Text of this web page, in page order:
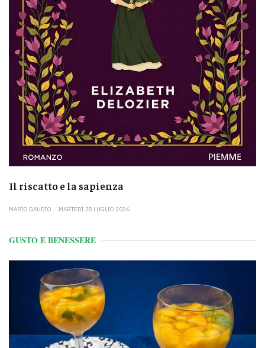
Il riscatto e la sapienza
MARIO GAUDIO MARTEDÌ 28 LUGLIO 2026
GUSTO E BENESSERE